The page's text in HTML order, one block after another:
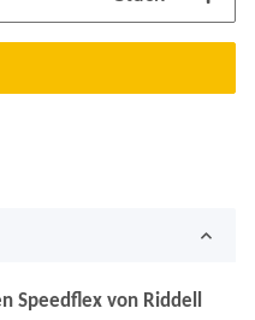
Speedflex von Riddell